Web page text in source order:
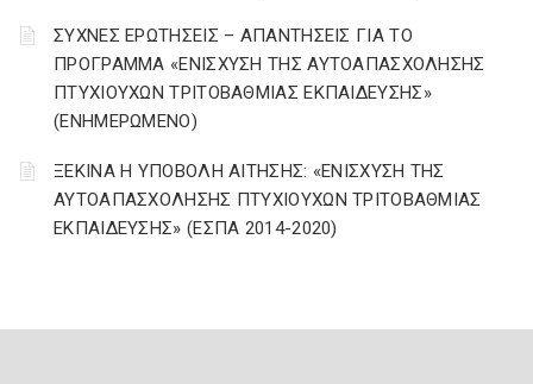
ΣΥΧΝΕΣ ΕΡΩΤΗΣΕΙΣ – ΑΠΑΝΤΗΣΕΙΣ ΓΙΑ ΤΟ
ΠΡΟΓΡΑΜΜΑ «ΕΝΙΣΧΥΣΗ ΤΗΣ ΑΥΤΟΑΠΑΣΧΟΛΗΣΗΣ
ΠΤΥΧΙΟΥΧΩΝ ΤΡΙΤΟΒΑΘΜΙΑΣ ΕΚΠΑΙΔΕΥΣΗΣ»
(ΕΝΗΜΕΡΩΜΕΝΟ)
ΞΕΚΙΝΑ Η ΥΠΟΒΟΛΗ ΑΙΤΗΣΗΣ: «ΕΝΙΣΧΥΣΗ ΤΗΣ
ΑΥΤΟΑΠΑΣΧΟΛΗΣΗΣ ΠΤΥΧΙΟΥΧΩΝ ΤΡΙΤΟΒΑΘΜΙΑΣ
ΕΚΠΑΙΔΕΥΣΗΣ» (ΕΣΠΑ 2014-2020)